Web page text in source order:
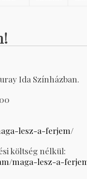
Ida Színházban.
lesz-a-ferjem/
költség nélkül:
maga-lesz-a-